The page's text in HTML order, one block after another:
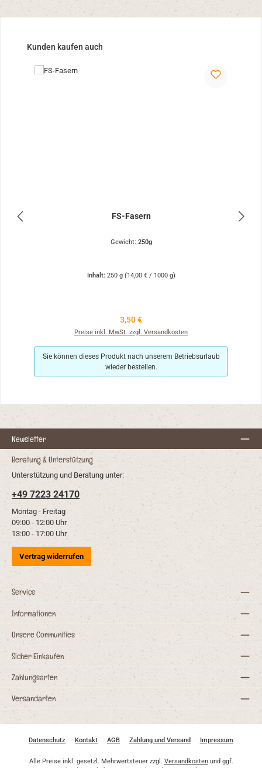
Produktgalerie überspringen
Kunden kaufen auch
FS-Fasern
Gewicht: 250g
Inhalt: 250 g (14,00 € / 1000 g)
Regulärer Preis:
3,50 €
Preise inkl. MwSt. zzgl. Versandkosten
Sie können dieses Produkt nach unserem Betriebsurlaub
wieder bestellen.
Newsletter
Sicher Einkaufen
Service
Informationen
Beratung & Unterstützung
Unterstützung und Beratung unter:
+49 7223 24170
Montag - Freitag
09:00 - 12:00 Uhr
13:00 - 17:00 Uhr
Vertrag widerrufen
Unsere Communities
Zahlungsarten
Versandarten
Datenschutz Kontakt AGB Zahlung und Versand Impressum
Alle Preise inkl. gesetzl. Mehrwertsteuer zzgl. Versandkostenund ggf.